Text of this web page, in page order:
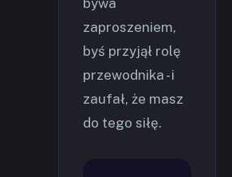
zaproszeniem,
byś przyjął rolę
przewodnika - i
zaufał, że masz
do tego siłę.